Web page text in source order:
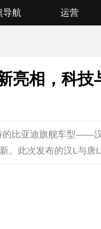
导航 运营
亮相，科技
的比亚迪旗舰车型——
。此次发布的汉L与唐